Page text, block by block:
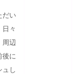
だい
々
辺
後に
ュし